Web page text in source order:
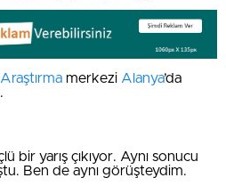
merkezi Alanya’da
bir yarış çıkıyor. Aynı sonucu
Ben de aynı görüşteydim.